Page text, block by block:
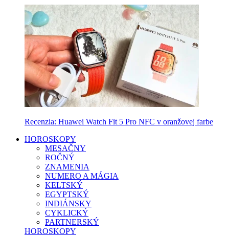
Recenzia: Huawei Watch Fit 5 Pro NFC v oranžovej farbe
HOROSKOPY
MESAČNY
ROČNÝ
ZNAMENIA
NUMERO A MÁGIA
KELTSKÝ
EGYPTSKÝ
INDIÁNSKY
CYKLICKÝ
PARTNERSKÝ
HOROSKOPY